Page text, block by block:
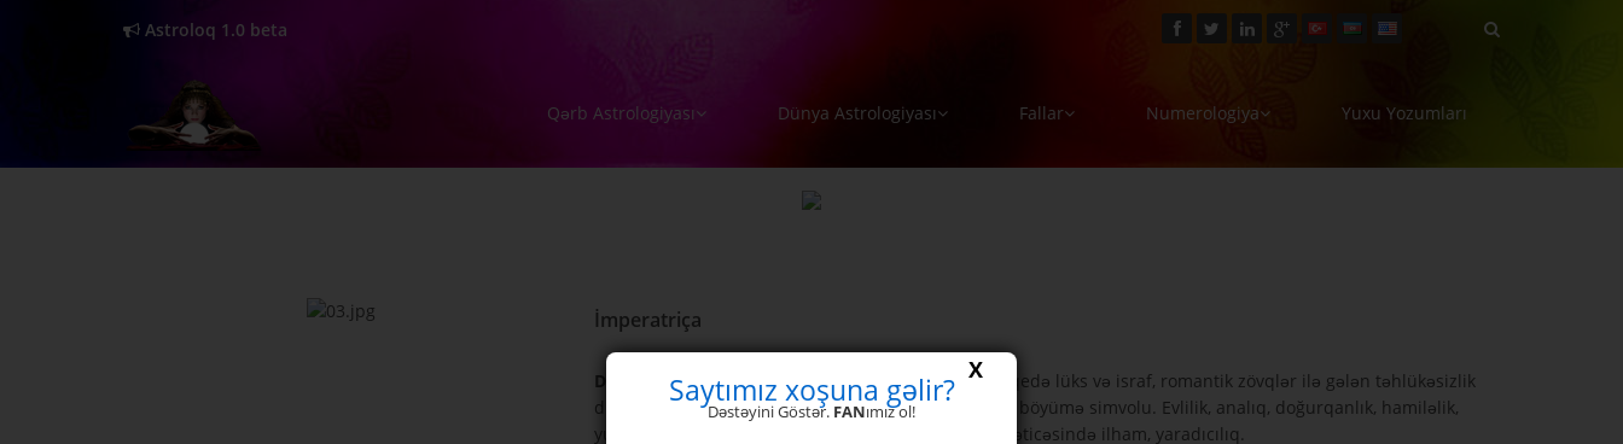
Astroloq 1.0 beta
Qərb Astrologiyası Dünya Astrologiyası Fallar Numerologiya Yuxu Yozumları
İmperatriça
Düz -
Səmərə, bolluq, maddi zövq, rahatlıq, pis mövqedə lüks və israf, romantik zövqlər ilə gələn təhlükəsizlik
duyğusu. Gələcəkdəki böyümə üçün əmin bir təməl, böyümə simvolu. Evlilik, analıq, doğurqanlık, hamiləlik,
yuvada sabitlik, qoruma və diqqət. Təbiətlə təmas nəticəsində ilham, yaradıcılıq.
X
Saytımız xoşuna gəlir?
Dəstəyini Göstər. FANımız ol!